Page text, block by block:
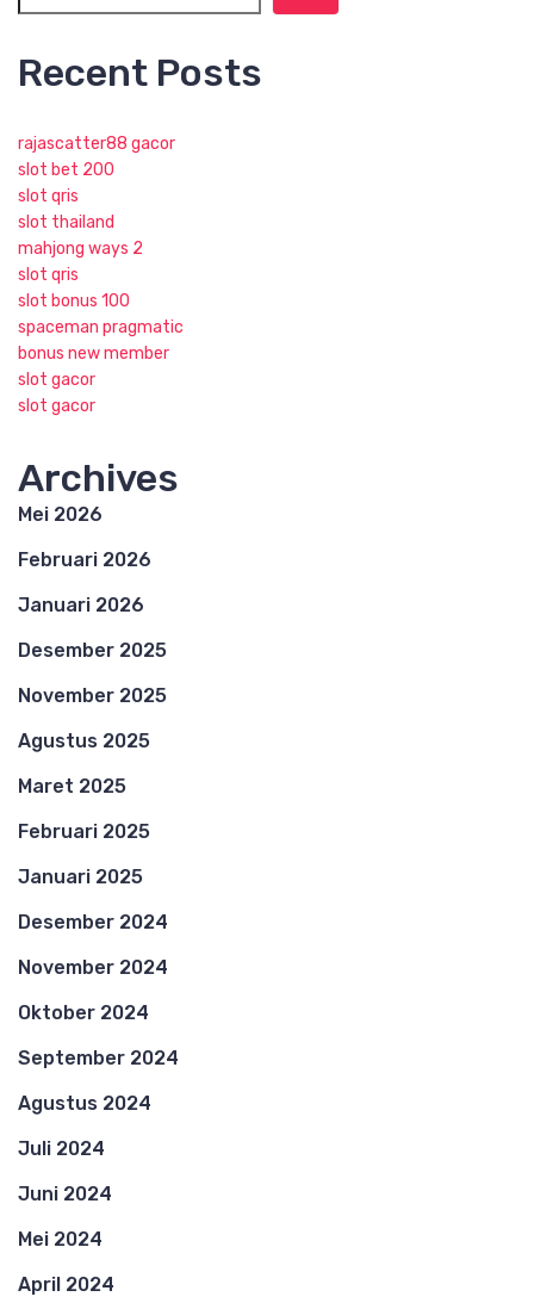
Recent Posts
rajascatter88 gacor
slot bet 200
slot qris
slot thailand
mahjong ways 2
slot qris
slot bonus 100
spaceman pragmatic
bonus new member
slot gacor
slot gacor
Archives
Mei 2026
Februari 2026
Januari 2026
Desember 2025
November 2025
Agustus 2025
Maret 2025
Februari 2025
Januari 2025
Desember 2024
November 2024
Oktober 2024
September 2024
Agustus 2024
Juli 2024
Juni 2024
Mei 2024
April 2024